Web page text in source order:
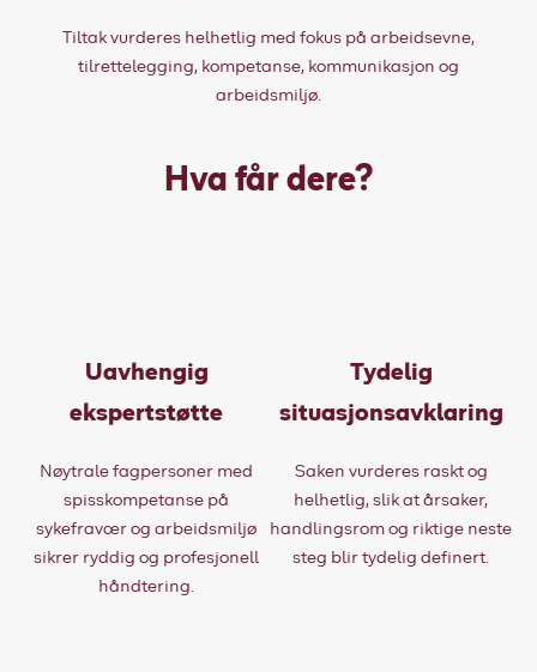
Tiltak vurderes helhetlig med fokus på arbeidsevne,
tilrettelegging, kompetanse, kommunikasjon og
arbeidsmiljø.
Hva får dere?
Uavhengig
ekspertstøtte
Nøytrale fagpersoner med
spisskompetanse på
sykefravær og arbeidsmiljø
sikrer ryddig og profesjonell
håndtering.
Tydelig
situasjonsavklaring
Saken vurderes raskt og
helhetlig, slik at årsaker,
handlingsrom og riktige neste
steg blir tydelig definert.